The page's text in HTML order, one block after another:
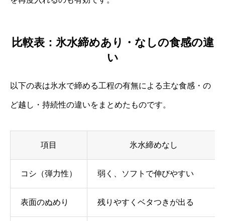
比較表：氷水締めあり・なしの食感の違
い
以下の表は氷水で締める工程の有無による主な食感・の
ど越し・持続性の違いをまとめたものです。
項目 氷水締めなし
コシ（弾力性） 弱く、ソフトで伸びやすい
表面のぬめり 残りやすくベタつきが出る